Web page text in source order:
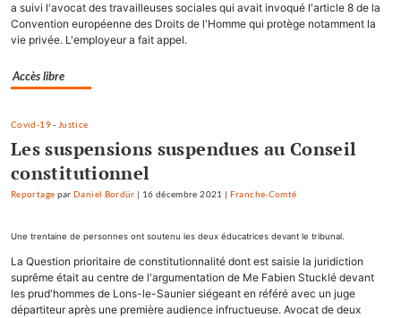
a suivi l'avocat des travailleuses sociales qui avait invoqué l'article 8 de la
Convention européenne des Droits de l'Homme qui protège notamment la
vie privée. L'employeur a fait appel.
Accès libre
Covid-19- Justice
Les suspensions suspendues au Conseil
constitutionnel
Reportage parDaniel Bordür | 16 décembre 2021 | Franche-Comté
Une trentaine de personnes ont soutenu les deux éducatrices devant le tribunal.
La Question prioritaire de constitutionnalité dont est saisie la juridiction
suprême était au centre de l'argumentation de Me Fabien Stucklé devant
les prud'hommes de Lons-le-Saunier siégeant en référé avec un juge
départiteur après une première audience infructueuse. Avocat de deux